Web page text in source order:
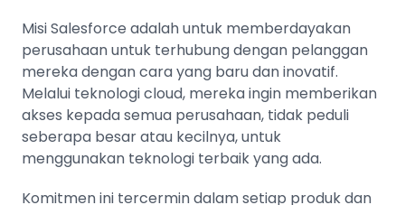
Misi Salesforce adalah untuk memberdayakan
perusahaan untuk terhubung dengan pelanggan
mereka dengan cara yang baru dan inovatif.
Melalui teknologi cloud, mereka ingin memberikan
akses kepada semua perusahaan, tidak peduli
seberapa besar atau kecilnya, untuk
menggunakan teknologi terbaik yang ada.
Komitmen ini tercermin dalam setiap produk dan